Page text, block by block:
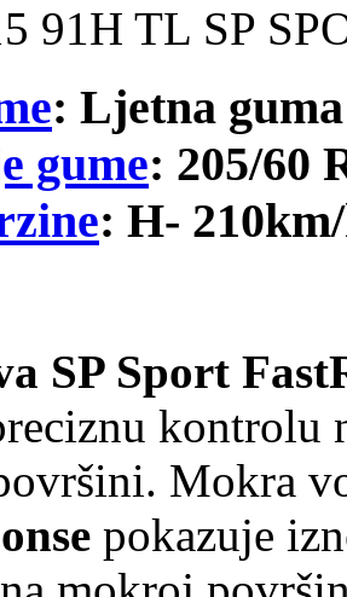
91H TL SP
: Ljetna guma
gume: 205/60
: H-
SP Sport
kontrolu
Mokra
pokazuje